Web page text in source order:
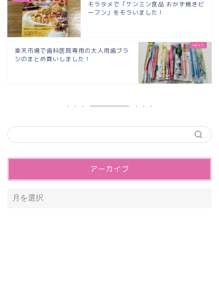
モラタメで「ケンミン食品 おかず焼きビ
ーフン」をモラいました！
楽天市場で歯科医院専用の大人用歯ブラ
シのまとめ買いしました！
アーカイブ